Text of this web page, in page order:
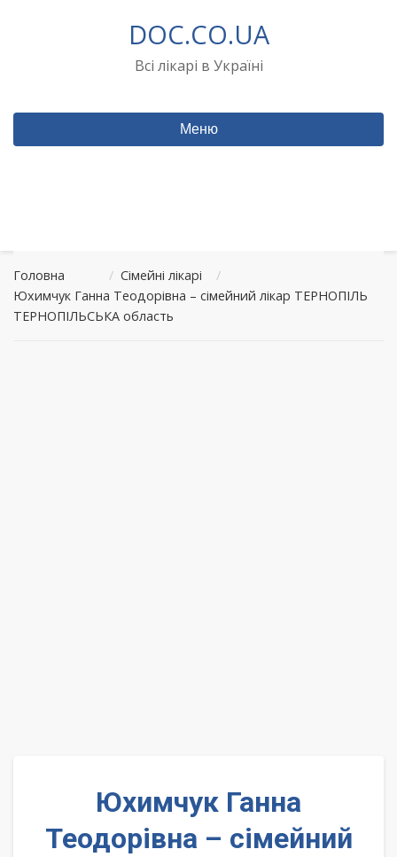
DOC.CO.UA
Всі лікарі в Україні
Меню
Головна / Сімейні лікарі
/
Юхимчук Ганна Теодорівна – сімейний лікар ТЕРНОПІЛЬ
ТЕРНОПІЛЬСЬКА область
Юхимчук Ганна
Теодорівна – сімейний